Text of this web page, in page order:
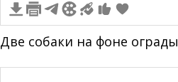
Две собаки на фоне ограды